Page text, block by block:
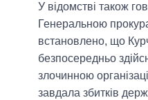
У відомстві також
Генеральною
встановлено, що
безпосередньо
злочинною
завдала збитків